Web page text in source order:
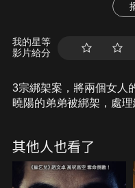
我的星等
影片給分
3宗綁架案，將兩個女人
曉陽的弟弟被綁架，處
成功避過了警方的追蹤和
理…婉真尤如當年曉陽
心理角力戰…
其他人也看了